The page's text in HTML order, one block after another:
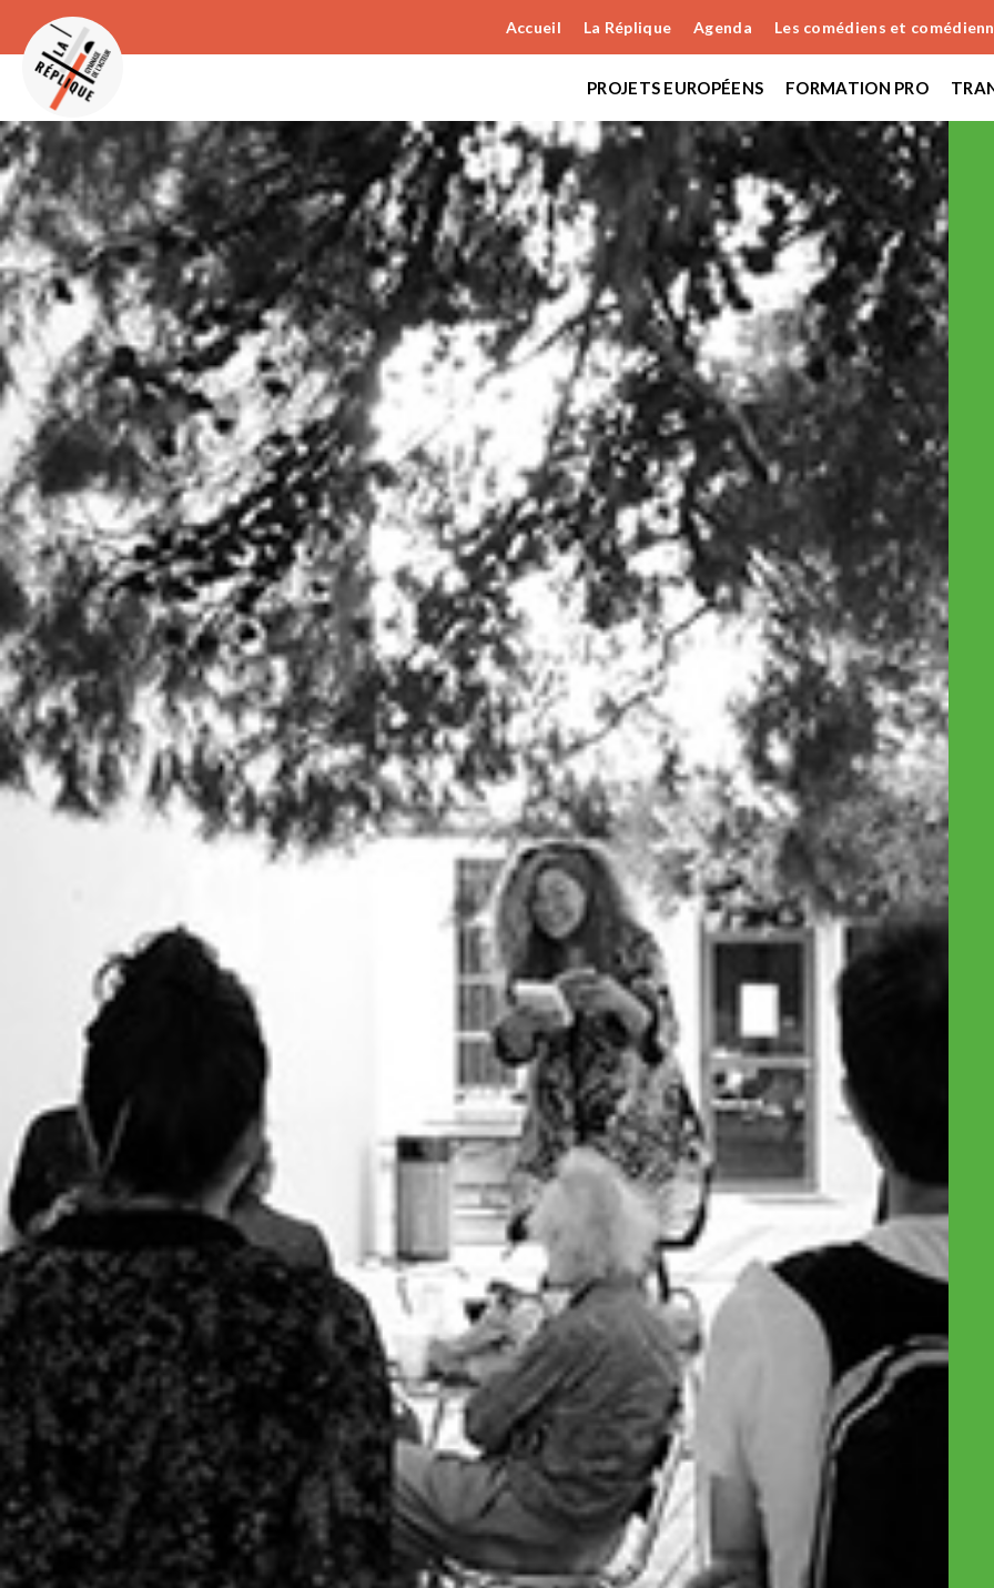
Accueil La Réplique Agenda Les comédiens et
PROJETS EUROPÉENS FORMATION PRO